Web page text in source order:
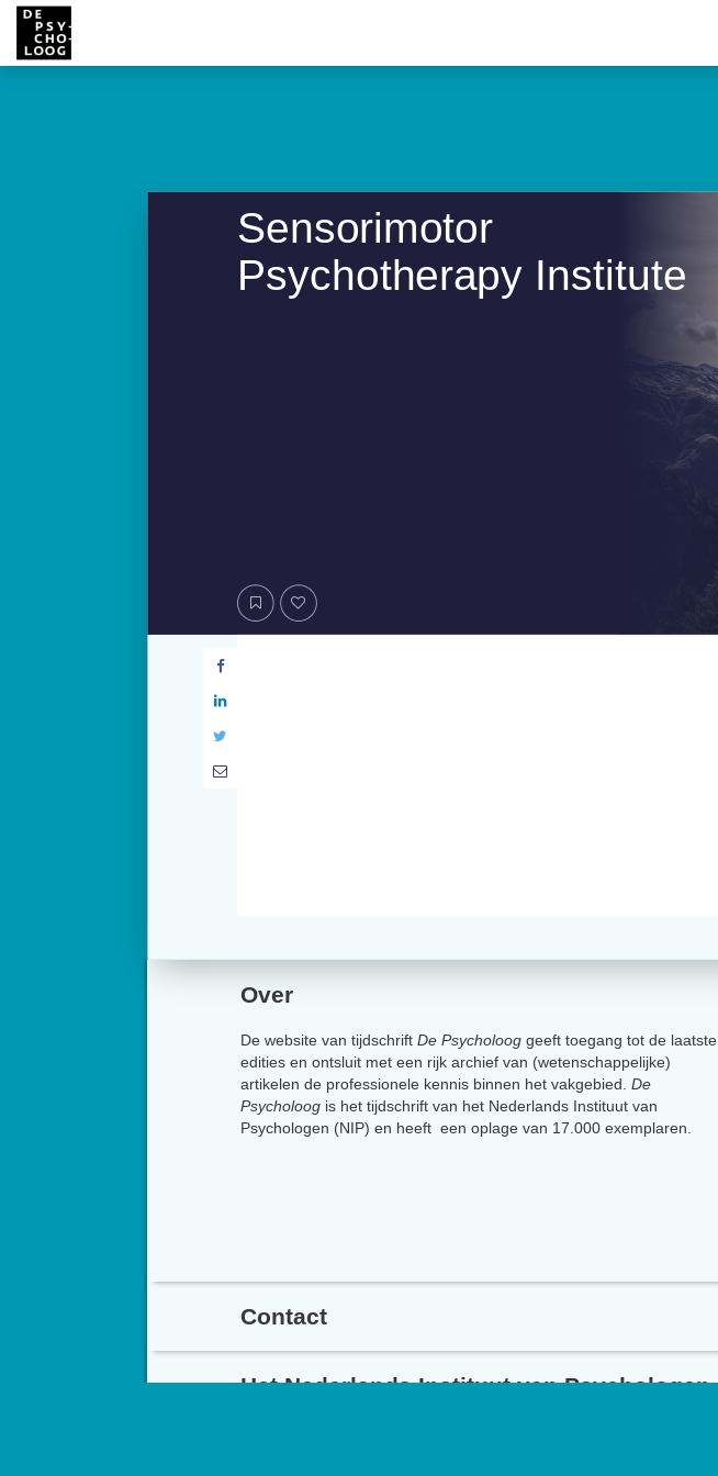
Sensorimotor
Psychotherapy Institute
Over
De website van tijdschrift De Psycholoog geeft toegang tot de laatste
edities en ontsluit met een rijk archief van (wetenschappelijke)
artikelen de professionele kennis binnen het vakgebied. De
Psycholoog is het tijdschrift van het Nederlands Instituut van
Psychologen (NIP) en heeft een oplage van 17.000 exemplaren.
Contact
Het Nederlands Instituut van Psychologen